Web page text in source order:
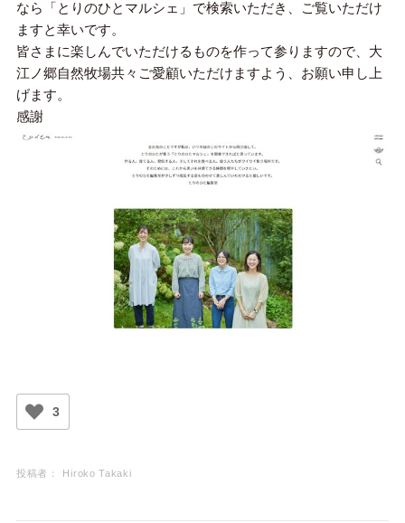
なら「とりのひとマルシェ」で検索いただき、ご覧いただけ
ますと幸いです。
皆さまに楽しんでいただけるものを作って参りますので、大
江ノ郷自然牧場共々ご愛顧いただけますよう、お願い申し上
げます。
感謝
3
投稿者： Hiroko Takaki